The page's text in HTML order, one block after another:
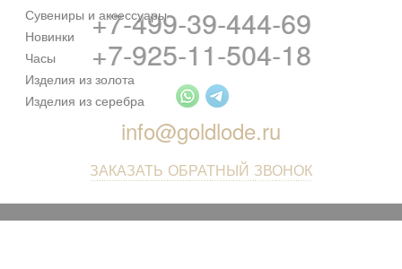
Сувениры и аксессуары
Новинки
Часы
Изделия из золота
Изделия из серебра
+7-499-39-444-69
+7-925-11-504-18
info@goldlode.ru
ЗАКАЗАТЬ ОБРАТНЫЙ ЗВОНОК